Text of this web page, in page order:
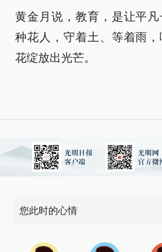
黄金月说，教育，是让平
种花人，守着土、等着雨
花绽放出光芒。
您此时的心情